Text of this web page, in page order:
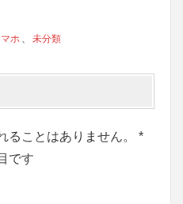
ホ 、 未分類
ることはありません。
*
です